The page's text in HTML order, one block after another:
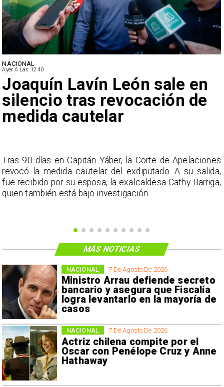
NACIONAL
Ayer A Las 12:40
Joaquín Lavín León sale en
silencio tras revocación de
medida cautelar
Tras 90 días en Capitán Yáber, la Corte de Apelaciones
revocó la medida cautelar del exdiputado. A su salida,
fue recibido por su esposa, la exalcaldesa Cathy Barriga,
quien también está bajo investigación.
7 De Agosto De 2026
Ministro Arrau defiende secreto
bancario y asegura que Fiscalía
logra levantarlo en la mayoría de
casos
NACIONAL
7 De Agosto De 2026
Actriz chilena compite por el
Oscar con Penélope Cruz y Anne
Hathaway
NACIONAL
MÁS NOTICIAS